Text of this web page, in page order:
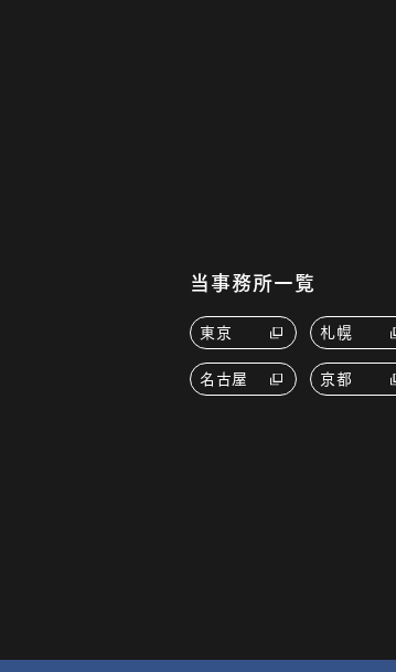
当事務所一覧
東京 札幌
名古屋 京都